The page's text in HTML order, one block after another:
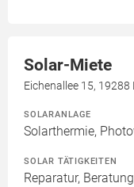
Solar-Miete
Eichenallee 15,
SOLARANLAGE
Solarthermie,
SOLAR TÄTIGKEITEN
Reparatur,